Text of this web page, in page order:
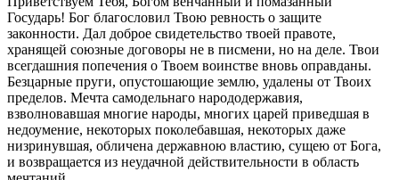
Государь! Бог благословил Твою ревность о защите
законности. Дал доброе свидетельство твоей правоте,
хранящей союзные договоры не в писмени, но на деле. Твои
всегдашния попечения о Твоем воинстве вновь оправданы.
Безцарные пруги, опустошающие землю, удалены от Твоих
пределов. Мечта самодельнаго народодержавия,
взволновавшая многие народы, многих царей приведшая в
недоумение, некоторых поколебавшая, некоторых даже
низринувшая, обличена державною властию, сущею от Бога,
и возвращается из неудачной действительности в область